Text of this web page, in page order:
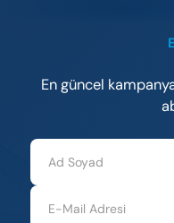
En güncel